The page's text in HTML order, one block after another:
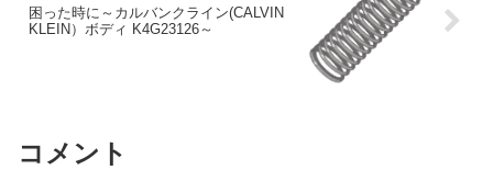
困った時に～カルバンクライン(CALVIN
KLEIN）ボディ K4G23126～
コメント